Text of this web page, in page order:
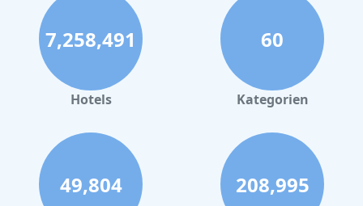
7,258,491
Hotels
60
Kategorien
49,804 208,995